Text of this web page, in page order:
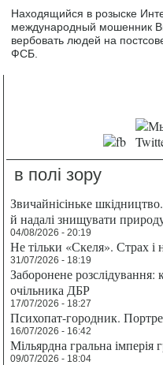
Находящийся в розыске
международный мошенник
вербовать людей на
ФСБ.
в полі зору
Звичайнісіньке
й надалі знищувати
04/08/2026 - 20:19
Не тільки «Скеля». Страх
31/07/2026 - 18:19
Заборонене розслідування:
очільника ДБР
17/07/2026 - 18:27
Психопат-городник.
16/07/2026 - 16:42
Мільярдна гральна
09/07/2026 - 18:04